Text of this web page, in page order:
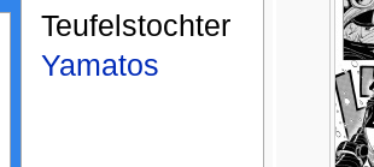
Teufelstochter
Yamatos